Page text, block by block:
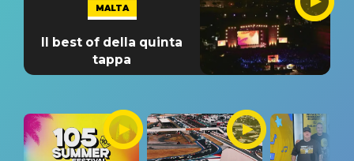
MALTA
Il best of della quinta
tappa